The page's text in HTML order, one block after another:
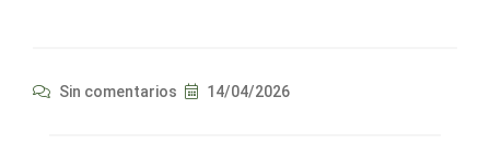
Sin comentarios 14/04/2026